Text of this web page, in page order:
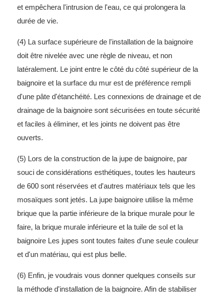
et empêchera l'intrusion de l'eau, ce qui prolongera la
durée de vie.
(4) La surface supérieure de l'installation de la baignoire
doit être nivelée avec une règle de niveau, et non
latéralement. Le joint entre le côté du côté supérieur de la
baignoire et la surface du mur est de préférence rempli
d'une pâte d'étanchéité. Les connexions de drainage et de
drainage de la baignoire sont sécurisées en toute sécurité
et faciles à éliminer, et les joints ne doivent pas être
ouverts.
(5) Lors de la construction de la jupe de baignoire, par
souci de considérations esthétiques, toutes les hauteurs
de 600 sont réservées et d'autres matériaux tels que les
mosaïques sont jetés. La jupe baignoire utilise la même
brique que la partie inférieure de la brique murale pour le
faire, la brique murale inférieure et la tuile de sol et la
baignoire Les jupes sont toutes faites d'une seule couleur
et d'un matériau, qui est plus belle.
(6) Enfin, je voudrais vous donner quelques conseils sur
la méthode d'installation de la baignoire. Afin de stabiliser